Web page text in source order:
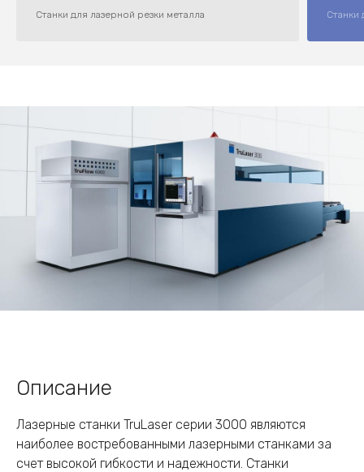
Станки для лазерной резки металла Станки
Описание
Лазерные станки TruLaser серии 3000 являются
наиболее востребованными лазерными станками за
счет высокой гибкости и надежности. Станки